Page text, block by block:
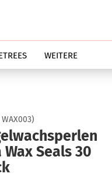
WEITERE
WAX003)
Wax Seals 30